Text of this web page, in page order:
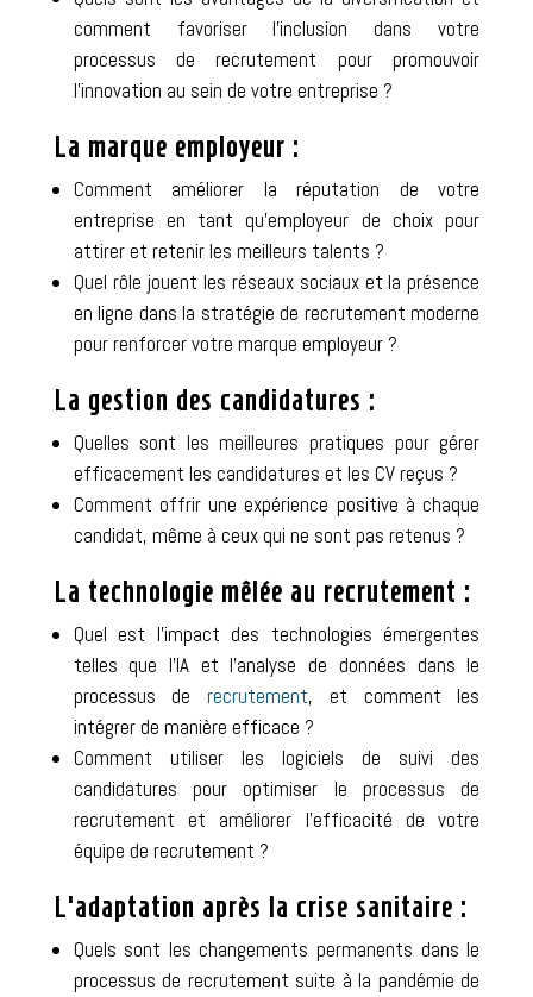
comment favoriser l’inclusion dans votre
processus de recrutement pour promouvoir
l’innovation au sein de votre entreprise ?
La marque employeur :
Comment améliorer la réputation de votre
entreprise en tant qu’employeur de choix pour
attirer et retenir les meilleurs talents ?
Quel rôle jouent les réseaux sociaux et la présence
en ligne dans la stratégie de recrutement moderne
pour renforcer votre marque employeur ?
La gestion des candidatures :
Quelles sont les meilleures pratiques pour gérer
efficacement les candidatures et les CV reçus ?
Comment offrir une expérience positive à chaque
candidat, même à ceux qui ne sont pas retenus ?
La technologie mêlée au recrutement :
Quel est l’impact des technologies émergentes
telles que l’IA et l’analyse de données dans le
processus derecrutement, et comment les
intégrer de manière efficace ?
Comment utiliser les logiciels de suivi des
candidatures pour optimiser le processus de
recrutement et améliorer l’efficacité de votre
équipe de recrutement ?
L’adaptation après la crise sanitaire :
Quels sont les changements permanents dans le
processus de recrutement suite à la pandémie de